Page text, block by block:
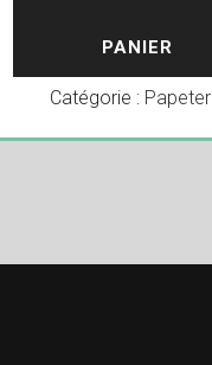
PANIER
Catégorie :